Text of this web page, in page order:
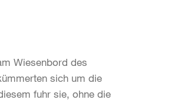
Wiesenbord des
sich um die
fuhr sie, ohne die